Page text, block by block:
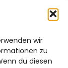
wir
zu
du diesen